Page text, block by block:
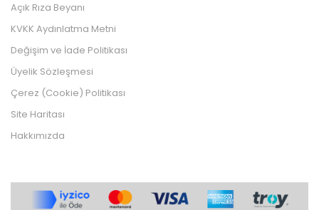
Açık Rıza Beyanı
KVKK Aydınlatma Metni
Değişim ve İade Politikası
Üyelik Sözleşmesi
Çerez (Cookie) Politikası
Site Haritası
Hakkımızda